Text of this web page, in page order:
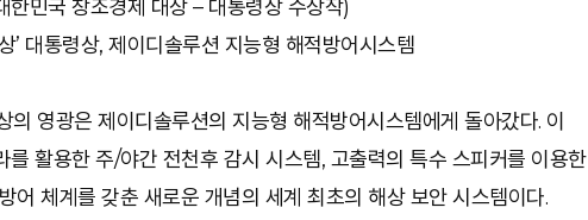
한민국 창조경제 대상 – 대통령상 수상작)
’ 대통령상, 제이디솔루션 지능형 해적방어시스템
영광은 제이디솔루션의 지능형 해적방어시스템에게 돌아갔다. 이
활용한 주/야간 전천후 감시 시스템, 고출력의 특수 스피커를 이용한
어 체계를 갖춘 새로운 개념의 세계 최초의 해상 보안 시스템이다.